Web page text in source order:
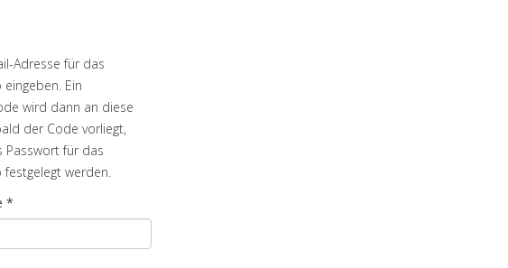
Adresse für das
Ein
wird dann an diese
der Code vorliegt,
Passwort für das
werden.
*